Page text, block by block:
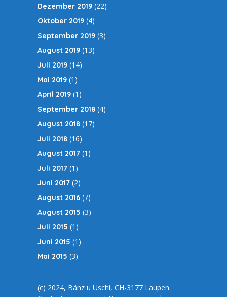
Dezember 2019 (22)
Oktober 2019 (4)
September 2019 (3)
August 2019 (13)
Juli 2019 (14)
Mai 2019 (1)
April 2019 (1)
September 2018 (4)
August 2018 (17)
Juli 2018 (16)
August 2017 (1)
Juli 2017 (1)
Juni 2017 (2)
August 2016 (7)
August 2015 (3)
Juli 2015 (1)
Juni 2015 (1)
Mai 2015 (3)
(c) 2024, Bänz u Uschi, CH-3177 Laupen.